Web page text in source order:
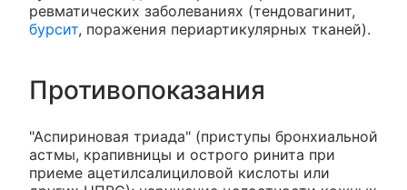
ревматических заболеваниях (тендовагинит,
бурсит, поражения периартикулярных тканей).
Противопоказания
"Аспириновая триада" (приступы бронхиальной
астмы, крапивницы и острого ринита при
приеме ацетилсалициловой кислоты или